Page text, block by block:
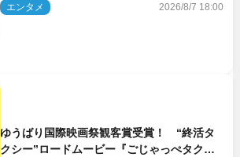
エンタメ 2026/8/7 18:00
ゆうばり国際映画祭観客賞受賞！ “終活タ
クシー”ロードムービー『ごじゃっぺタクシ